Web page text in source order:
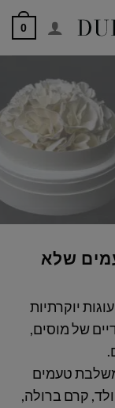
0
שלא
יוקרתיות
של מוסים,
טעמים
קרם ברולה,